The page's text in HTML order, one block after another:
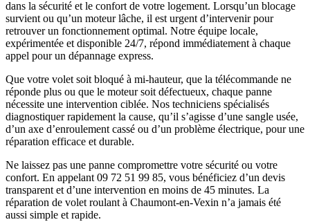
dans la sécurité et le confort de votre logement. Lorsqu’un blocage
survient ou qu’un moteur lâche, il est urgent d’intervenir pour
retrouver un fonctionnement optimal. Notre équipe locale,
expérimentée et disponible 24/7, répond immédiatement à chaque
appel pour un dépannage express.
Que votre volet soit bloqué à mi-hauteur, que la télécommande ne
réponde plus ou que le moteur soit défectueux, chaque panne
nécessite une intervention ciblée. Nos techniciens spécialisés
diagnostiquer rapidement la cause, qu’il s’agisse d’une sangle usée,
d’un axe d’enroulement cassé ou d’un problème électrique, pour une
réparation efficace et durable.
Ne laissez pas une panne compromettre votre sécurité ou votre
confort. En appelant 09 72 51 99 85, vous bénéficiez d’un devis
transparent et d’une intervention en moins de 45 minutes. La
réparation de volet roulant à Chaumont-en-Vexin n’a jamais été
aussi simple et rapide.